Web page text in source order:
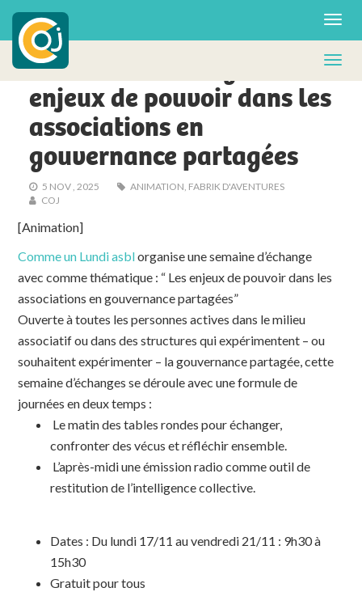
ACTUS - FA
Semaine d’échange sur les
enjeux de pouvoir dans les
associations en
gouvernance partagées
5 NOV , 2025 ANIMATION FABRIK D'AVENTURES
COJ
[Animation]
Comme un Lundi asblorganise une semaine d’échange
avec comme thématique : “ Les enjeux de pouvoir dans les
associations en gouvernance partagées”
Ouverte à toutes les personnes actives dans le milieu
associatif ou dans des structures qui expérimentent – ou
souhaitent expérimenter – la gouvernance partagée, cette
semaine d’échanges se déroule avec une formule de
journées en deux temps :
Le matin des tables rondes pour échanger,
confronter des vécus et réfléchir ensemble.
L’après-midi une émission radio comme outil de
restitution de l’intelligence collective.
Dates : Du lundi 17/11 au vendredi 21/11 : 9h30 à
15h30
Gratuit pour tous